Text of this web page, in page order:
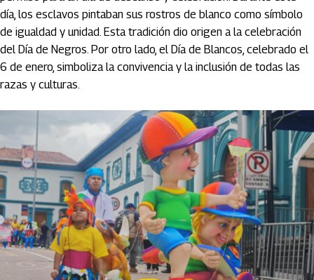
día, los esclavos pintaban sus rostros de blanco como símbolo
de igualdad y unidad. Esta tradición dio origen a la celebración
del Día de Negros. Por otro lado, el Día de Blancos, celebrado el
6 de enero, simboliza la convivencia y la inclusión de todas las
razas y culturas.